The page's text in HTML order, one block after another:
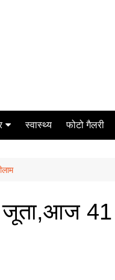
स्वास्थ्य फोटो गैलरी
जूता,आज 41